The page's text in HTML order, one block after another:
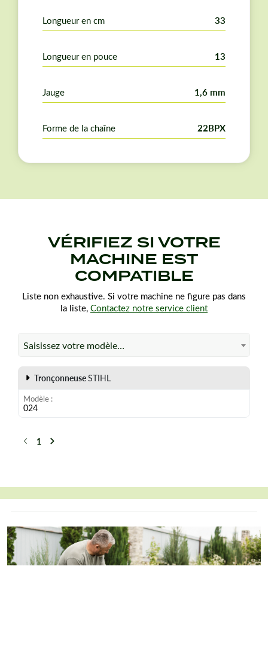
Longueur en cm 33
Longueur en pouce 13
Jauge 1,6 mm
Forme de la chaîne 22BPX
VÉRIFIEZ SI VOTRE
MACHINE EST
COMPATIBLE
Liste non exhaustive. Si votre machine ne figure pas dans
la liste, Contactez notre service client
Saisissez votre modèle…
TronçonneuseSTIHL
Modèle
024
Précédent
1 Suivant